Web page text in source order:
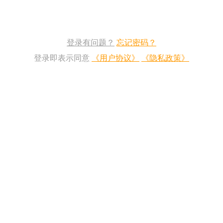
登录有问题？ 忘记密码？
登录即表示同意
《用户协议》 《隐私政策》